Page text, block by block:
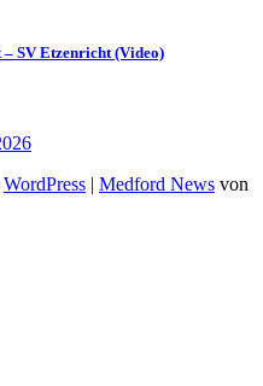
SV Etzenricht (Video)
WordPress | Medford News von